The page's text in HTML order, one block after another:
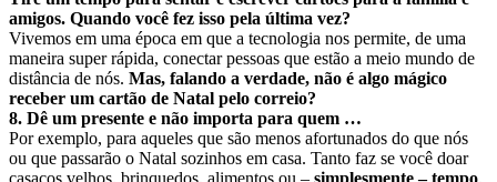
amigos. Quando você fez isso pela última vez?
Vivemos em uma época em que a tecnologia nos permite, de uma
maneira super rápida, conectar pessoas que estão a meio mundo de
distância de nós. Mas, falando a verdade, não é algo mágico
receber um cartão de Natal pelo correio?
8. Dê um presente e não importa para quem …
Por exemplo, para aqueles que são menos afortunados do que nós
ou que passarão o Natal sozinhos em casa. Tanto faz se você doar